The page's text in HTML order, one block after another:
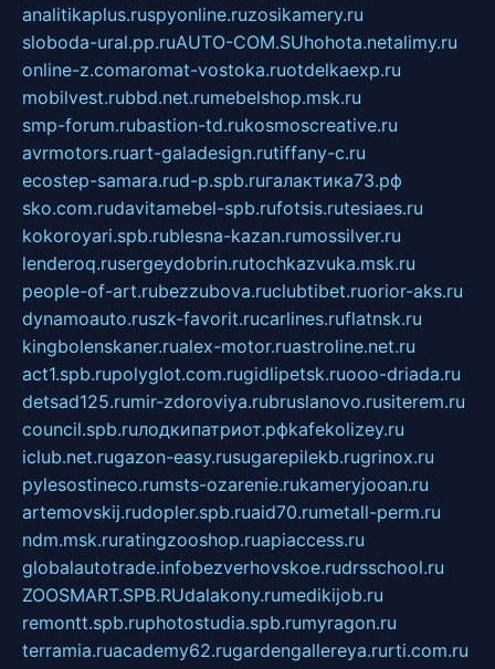
analitikaplus.ruspyonline.ruzosikamery.ru
sloboda-ural.pp.ruAUTO-COM.SUhohota.netalimy.ru
online-z.comaromat-vostoka.ruotdelkaexp.ru
mobilvest.rubbd.net.rumebelshop.msk.ru
smp-forum.rubastion-td.rukosmoscreative.ru
avrmotors.ruart-galadesign.rutiffany-c.ru
ecostep-samara.rud-p.spb.ruгалактика73.рф
sko.com.rudavitamebel-spb.rufotsis.rutesiaes.ru
kokoroyari.spb.rublesna-kazan.rumossilver.ru
lenderoq.rusergeydobrin.rutochkazvuka.msk.ru
people-of-art.rubezzubova.ruclubtibet.ruorior-aks.ru
dynamoauto.ruszk-favorit.rucarlines.ruflatnsk.ru
kingbolenskaner.rualex-motor.ruastroline.net.ru
act1.spb.rupolyglot.com.rugidlipetsk.ruooo-driada.ru
detsad125.rumir-zdoroviya.rubruslanovo.rusiterem.ru
council.spb.ruлодкипатриот.рфkafekolizey.ru
iclub.net.rugazon-easy.rusugarepilekb.rugrinox.ru
pylesostineco.rumsts-ozarenie.rukameryjooan.ru
artemovskij.rudopler.spb.ruaid70.rumetall-perm.ru
ndm.msk.ruratingzooshop.ruapiaccess.ru
globalautotrade.infobezverhovskoe.rudrsschool.ru
ZOOSMART.SPB.RUdalakony.rumedikijob.ru
remontt.spb.ruphotostudia.spb.rumyragon.ru
terramia.ruacademy62.rugardengallereya.rurti.com.ru